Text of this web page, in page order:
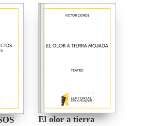
El olor a tierra